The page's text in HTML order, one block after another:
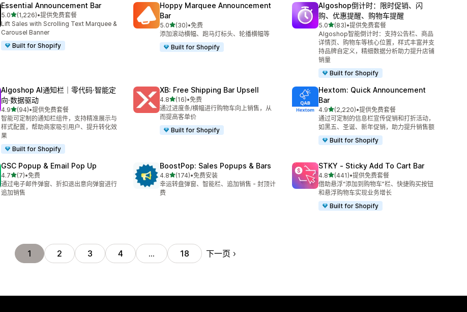
Essential Announcement Bar
5.0星（满分 5 星）
(1,226)
总共 1226 条评论
•提供免费套餐
Lift Sales with Scrolling Text Marquee &
Carousel Banner
Built for Shopify
Hoppy Marquee Announcement
Bar
5.0星（满分 5 星）
(30)
总共 30 条评论
•免费
添加滚动横幅、跑马灯标头、轮播横幅等
Built for Shopify
Algoshop倒计时：限时促销、闪
购、优惠提醒、购物车提醒
5.0星（满分 5 星）
(83)
总共 83 条评论
•提供免费套餐
Algoshop智能倒计时：支持公告栏、商品
详情页、购物车等核心位置，样式丰富并支
持品牌自定义，精细数据分析助力提升店铺
销量
Built for Shopify
Algoshop AI通知栏｜零代码·智能定
向·数据驱动
4.9星（满分 5 星）
(94)
总共 94 条评论
•提供免费套餐
智能可定制的通知栏组件，支持精准展示与
样式配置，帮助商家吸引用户、提升转化效
果
Built for Shopify
XB: Free Shipping Bar Upsell
4.8星（满分 5 星）
(16)
总共 16 条评论
•免费
通过进度条/横幅进行购物车向上销售，从
而提高客单价
Built for Shopify
Hextom: Quick Announcement
Bar
4.9星（满分 5 星）
(2,220)
总共 2220 条评论
•提供免费套餐
通过可定制的信息栏宣传促销和打折活动，
如黑五、圣诞、新年促销，助力提升销售额
Built for Shopify
GSC Popup & Email Pop Up
4.7星（满分 5 星）
(7)
总共 7 条评论
•免费
通过电子邮件弹窗、折扣退出意向弹窗进行
追加销售
BoostPop: Sales Popups & Bars
4.8星（满分 5 星）
(174)
总共 174 条评论
•免费安装
幸运转盘弹窗、智能栏、追加销售 - 封顶计
费
STKY ‑ Sticky Add To Cart Bar
4.8星（满分 5 星）
(441)
总共 441 条评论
•提供免费套餐
借助悬浮“添加到购物车”栏、快捷购买按钮
和悬浮购物车实现业务增长
Built for Shopify
1 2 3 4 … 18 下一页